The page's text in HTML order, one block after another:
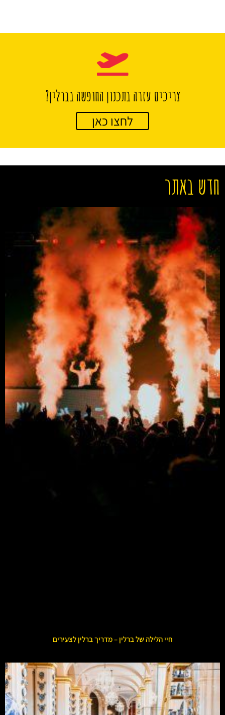
צריכים עזרה בתכנון החופשה בברלין?
לחצו כאן
חדש באתר
חיי הלילה של ברלין – מדריך ברלין לצעירים